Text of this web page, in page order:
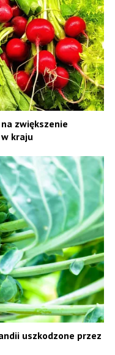
zwiększenie
kraju
uszkodzone przez